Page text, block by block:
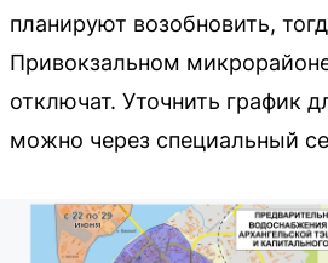
планируют возобновить,
Привокзальном
отключат. Уточнить график
можно через специальный